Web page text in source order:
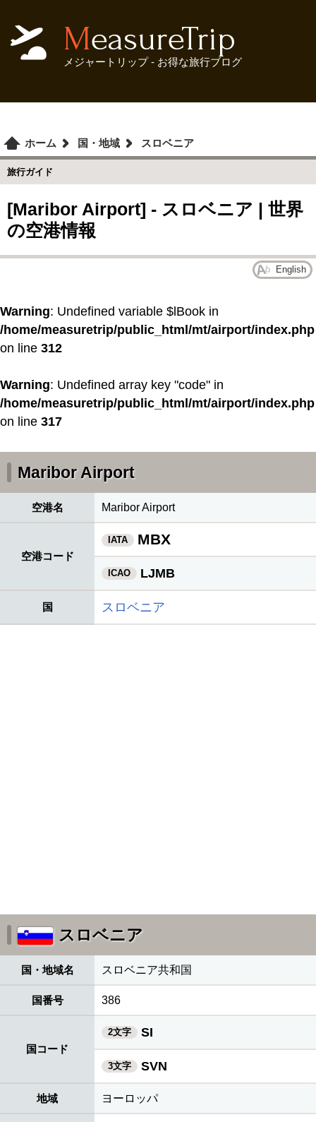
MeasureTrip
メジャートリップ - お得な旅行ブログ
ホーム 国・地域 スロベニア
旅行ガイド
[Maribor Airport] - スロベニア | 世界
の空港情報
English
Warning: Undefined variable $lBook in
/home/measuretrip/public_html/mt/airport/index.php
on line 312
Warning: Undefined array key "code" in
/home/measuretrip/public_html/mt/airport/index.php
on line 317
Maribor Airport
空港名 Maribor Airport
空港コード
IATA MBX
ICAO LJMB
国 スロベニア
スロベニア
国・地域名 スロベニア共和国
国番号 386
国コード
2文字 SI
3文字 SVN
地域 ヨーロッパ